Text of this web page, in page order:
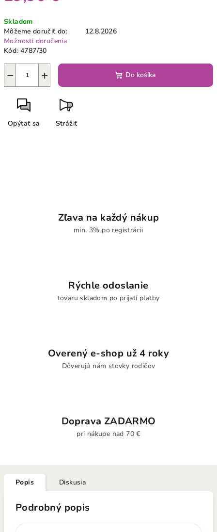
cena:
Skladom
Môžeme doručiť do:
12.8.2026
Možnosti doručenia
Kód: 4787/30
+
− Do košíka
Opýtať sa Strážiť
Zľava na každý nákup
min. 3% po registrácii
Rýchle odoslanie
tovaru skladom po prijatí platby
Overený e-shop už 4 roky
Dôverujú nám stovky rodičov
Doprava ZADARMO
pri nákupe nad 70 €
Popis Diskusia
Podrobný popis